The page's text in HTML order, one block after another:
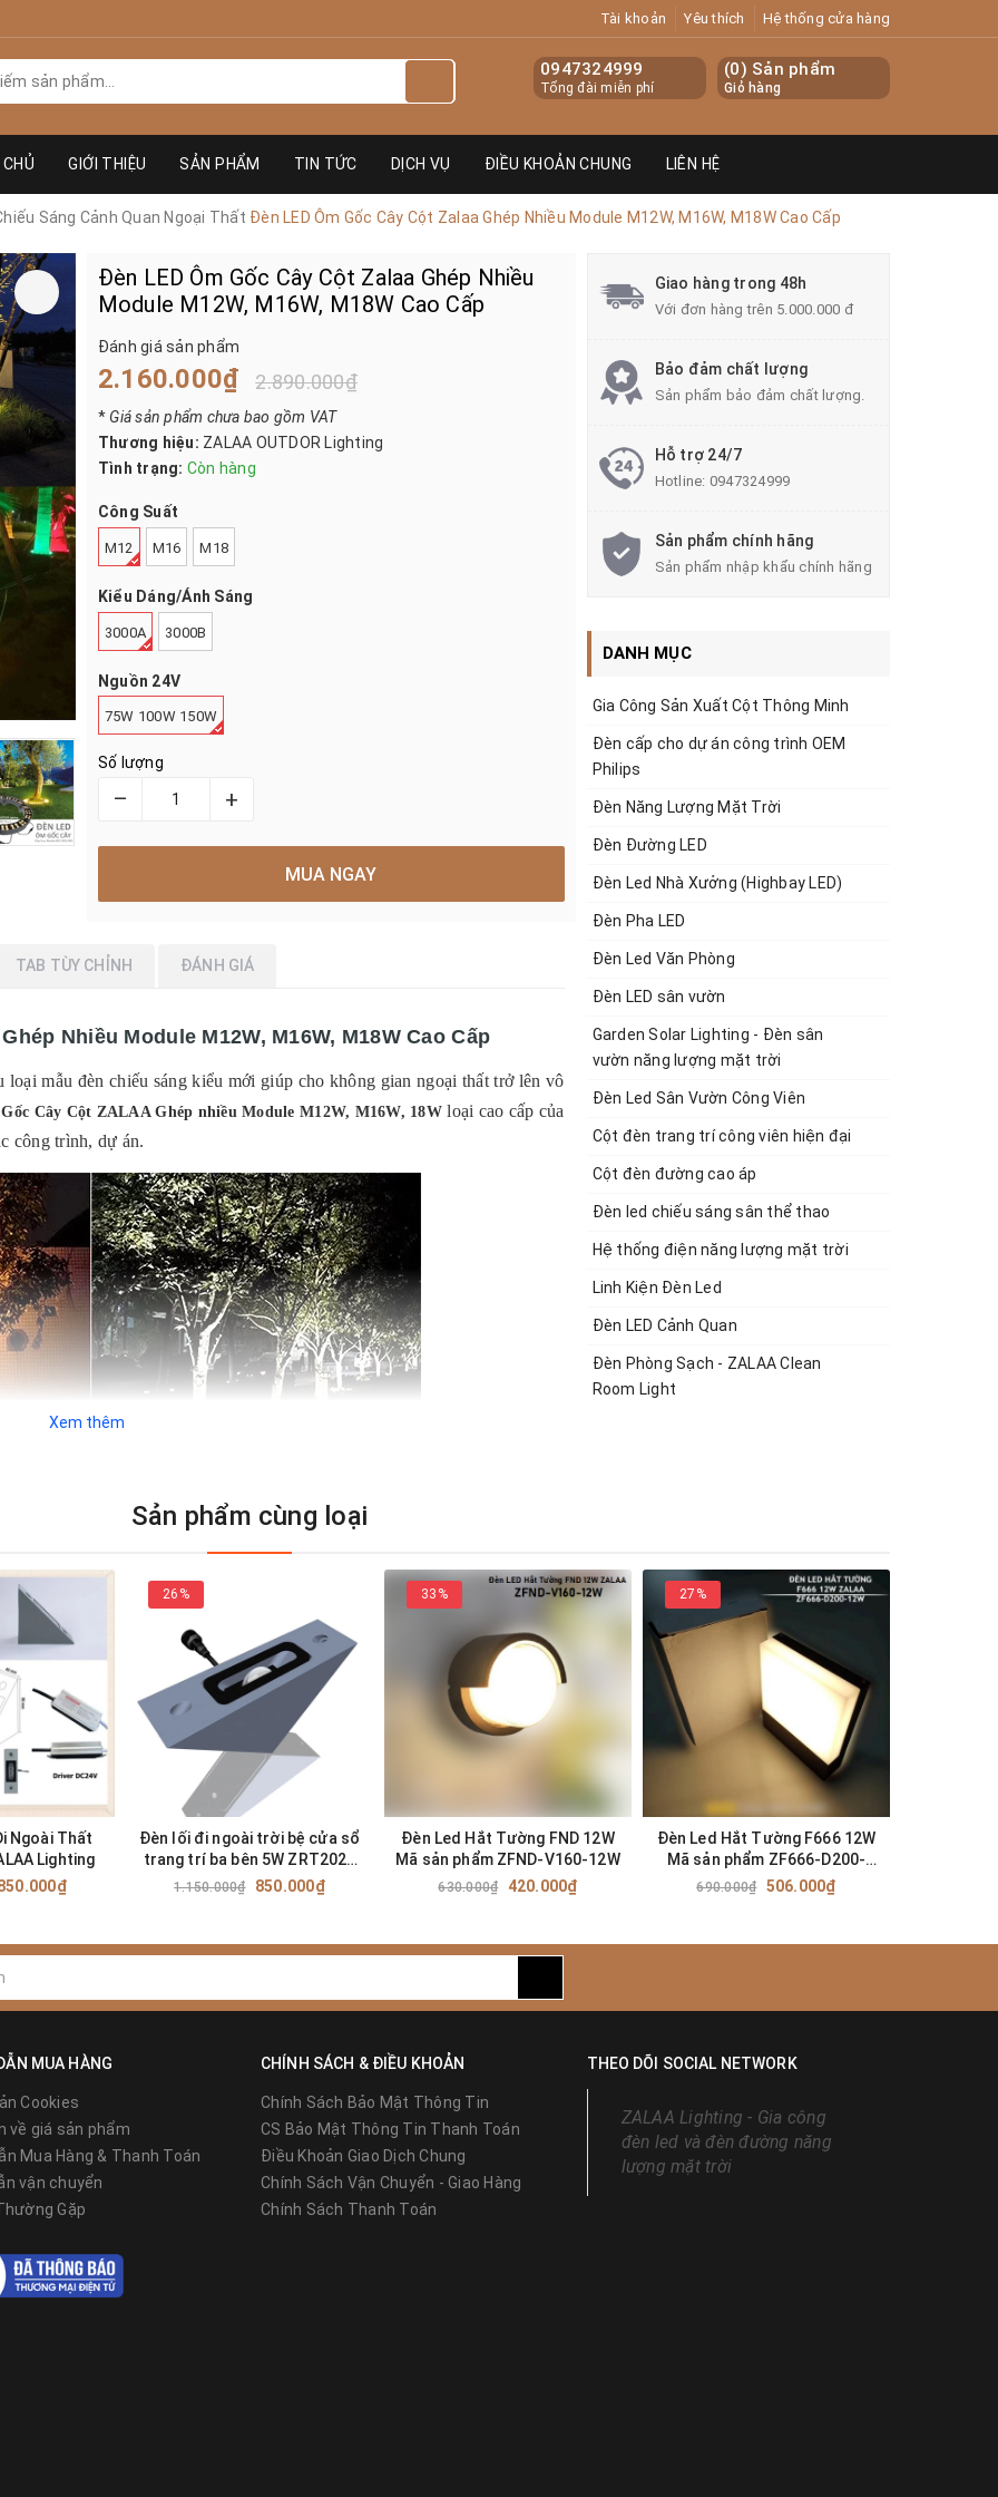
Tài khoản Yêu thích Hệ thống cửa hàng
(0) Sản phẩm
Giỏ hàng
0947324999
Tổng đài miễn phí
GIỚI THIỆU SẢN PHẨM TIN TỨC DỊCH VỤ ĐIỀU KHOẢN CHUNG LIÊN HỆ
Sáng Cảnh Quan Ngoại Thất Đèn LED Ôm Gốc Cây Cột Zalaa Ghép Nhiều Module M12W, M16W, M18W Cao Cấp
Đèn LED Ôm Gốc Cây Cột Zalaa Ghép Nhiều
Module M12W, M16W, M18W Cao Cấp
Đánh giá sản phẩm
2.160.000₫ 2.890.000₫
*Giá sản phẩm chưa bao gồm VAT
Thương hiệu: ZALAA OUTDOR Lighting
Tình trạng: Còn hàng
Công Suất
M12 M16 M18
Kiểu Dáng/Ánh Sáng
3000A 3000B
Nguồn 24V
75W 100W 150W
Số lượng
– +
MUA NGAY
TAB TÙY CHỈNH ĐÁNH GIÁ
Nhiều Module M12W, M16W, M18W Cao Cấp
mẫu đèn chiếu sáng kiểu mới giúp cho không gian ngoại thất trở lên vô
Cây Cột ZALAA Ghép nhiều Module M12W, M16W, 18Wloại cao cấp của
công trình, dự án.
16W, 18W)
M18 = 18W/module
+55°
vàng), hoặc theo yêu cầu
IP65, IP68 Ngoài Trời,
điện màu đen xám
cây, gốc cây, trụ cột.
thân cây, gốc cây, trụ cột tròn. Để tính được số module cần mua thì ta
sau đó sẽ ứng với các đường kính module được ghép lại để lựa chọn.
Xem thêm
Giao hàng trong 48h
Với đơn hàng trên 5.000.000 đ
Bảo đảm chất lượng
Sản phẩm bảo đảm chất lượng.
Hỗ trợ 24/7
Hotline: 0947324999
Sản phẩm chính hãng
Sản phẩm nhập khẩu chính hãng
DANH MỤC
Gia Công Sản Xuất Cột Thông Minh
Đèn cấp cho dự án công trình OEM
Philips
Đèn Năng Lượng Mặt Trời
Đèn Đường LED
Đèn Led Nhà Xưởng (Highbay LED)
Đèn Pha LED
Đèn Led Văn Phòng
Đèn LED sân vườn
Garden Solar Lighting - Đèn sân
vườn năng lượng mặt trời
Đèn Led Sân Vườn Công Viên
Cột đèn trang trí công viên hiện đại
Cột đèn đường cao áp
Đèn led chiếu sáng sân thể thao
Hệ thống điện năng lượng mặt trời
Linh Kiện Đèn Led
Đèn LED Cảnh Quan
Đèn Phòng Sạch - ZALAA Clean
Room Light
Sản phẩm cùng loại
Ngoài Thất
Lighting
26%
Đèn lối đi ngoài trời bệ cửa sổ
trang trí ba bên 5W ZRT2023
ZALAA
1.150.000₫ 850.000₫
33%
Đèn Led Hắt Tường FND 12W
Mã sản phẩm ZFND-V160-12W
630.000₫ 420.000₫
27%
Đèn Led Hắt Tường F666 12W
Mã sản phẩm ZF666-D200-
12W
690.000₫ 506.000₫
MUA HÀNG
Cookies
về giá sản phẩm
Mua Hàng & Thanh Toán
vận chuyển
Gặp
CHÍNH SÁCH & ĐIỀU KHOẢN
Chính Sách Bảo Mật Thông Tin
CS Bảo Mật Thông Tin Thanh Toán
Điều Khoản Giao Dịch Chung
Chính Sách Vận Chuyển - Giao Hàng
Chính Sách Thanh Toán
THEO DÕI SOCIAL NETWORK
ZALAA Lighting - Gia công
đèn led và đèn đường năng
lượng mặt trời